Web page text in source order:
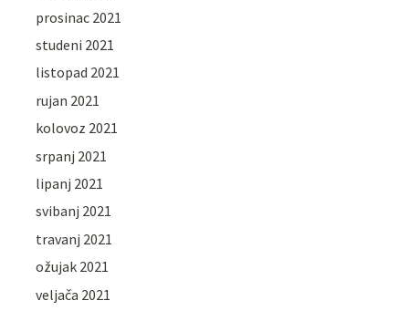
prosinac 2021
studeni 2021
listopad 2021
rujan 2021
kolovoz 2021
srpanj 2021
lipanj 2021
svibanj 2021
travanj 2021
ožujak 2021
veljača 2021